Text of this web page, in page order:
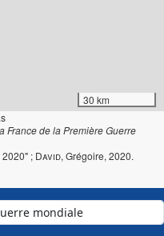
30 km
France de la Première Guerre
; David, Grégoire, 2020.